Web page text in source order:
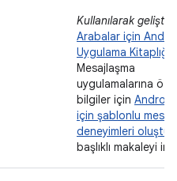
Kullanılarak
Arabalar için
Uygulama Kitaplığı
Mesajlaşma
uygulamalarına
bilgiler için
için şablonlu
deneyimleri
başlıklı makaleyi